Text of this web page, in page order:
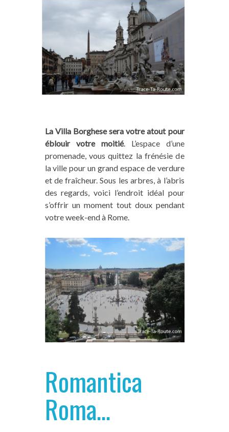
La Villa Borghese sera votre atout pour
éblouir votre moitié. L’espace d’une
promenade, vous quittez la frénésie de
la ville pour un grand espace de verdure
et de fraîcheur. Sous les arbres, à l’abris
des regards, voici l’endroit idéal pour
s’offrir un moment tout doux pendant
votre week-end à Rome.
Romantica
Roma…